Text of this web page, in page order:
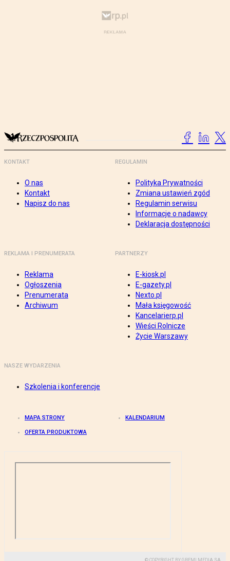
KONTAKT
O nas
Kontakt
Napisz do nas
REGULAMIN
Polityka Prywatności
Zmiana ustawień zgód
Regulamin serwisu
Informacje o nadawcy
Deklaracja dostępności
REKLAMA I PRENUMERATA
Reklama
Ogłoszenia
Prenumerata
Archiwum
PARTNERZY
E-kiosk.pl
E-gazety.pl
Nexto.pl
Mała księgowość
Kancelarierp.pl
Wieści Rolnicze
Życie Warszawy
NASZE WYDARZENIA
Szkolenia i konferencje
MAPA STRONY KALENDARIUM
OFERTA PRODUKTOWA